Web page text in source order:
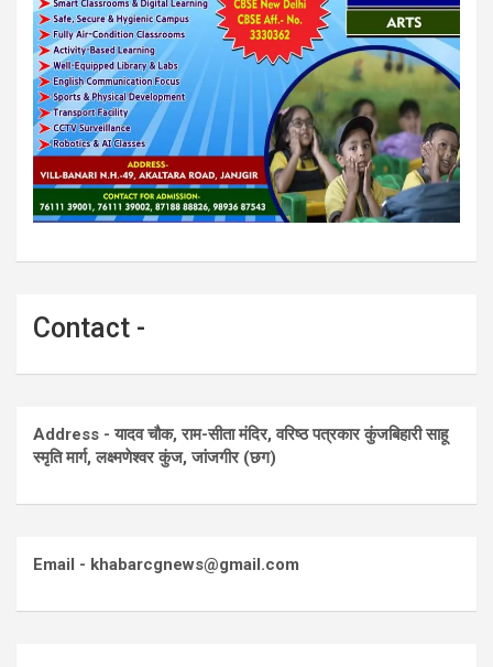
Contact -
Address - यादव चौक, राम-सीता मंदिर, वरिष्ठ पत्रकार कुंजबिहारी साहू
स्मृति मार्ग, लक्ष्मणेश्वर कुंज, जांजगीर (छग)
Email - khabarcgnews@gmail.com